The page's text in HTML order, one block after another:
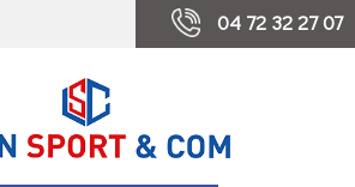
04 72 32 27 07